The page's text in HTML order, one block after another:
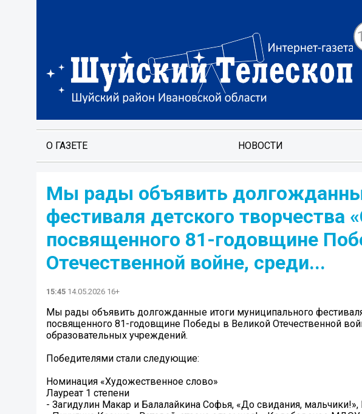
О ГАЗЕТЕ НОВОСТИ
Мы рады объявить
фестиваля детского
посвященного 81-годовщине
Отечественной войне, среди...
15:45 14.05.2026 16+
Мы рады объявить долгожданные итоги муниципального
посвященного 81-годовщине Победы в Великой Отечественной
образовательных учреждений.
Победителями стали следующие:
Номинация «Художественное слово»
Лауреат 1 степени
- Загидулин Макар и Балалайкина Софья, «До свидания,